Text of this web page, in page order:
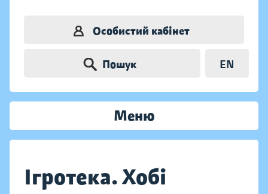
Особистий кабінет
Пошук EN
Меню
Ігротека. Хобі